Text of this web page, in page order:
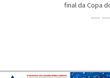
final da Copa